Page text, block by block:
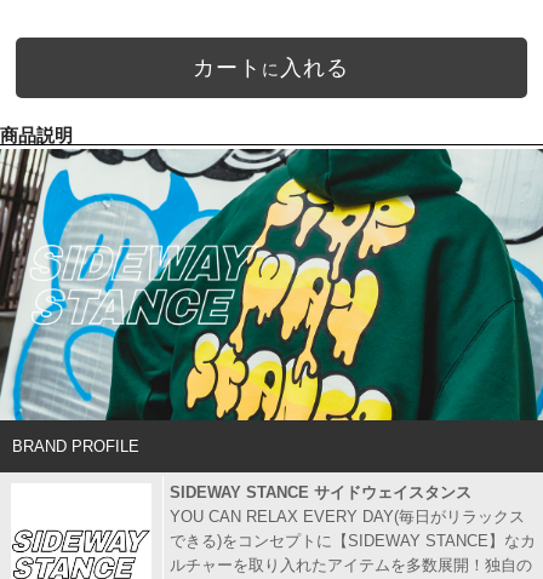
カート に 入れる
商品説明
BRAND PROFILE
SIDEWAY STANCE サイドウェイスタンス
YOU CAN RELAX EVERY DAY(毎日がリラックス
できる)をコンセプトに【SIDEWAY STANCE】なカ
ルチャーを取り入れたアイテムを多数展開！独自の